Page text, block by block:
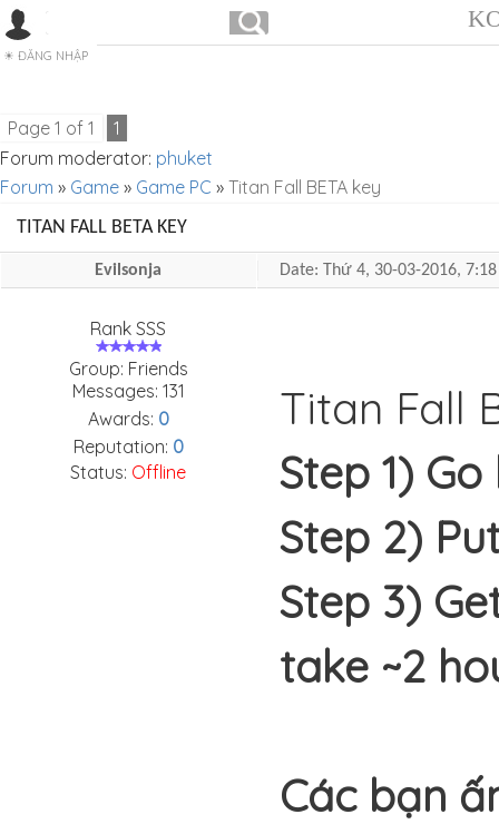
ĐĂNG NHẬP
Page 1 of 1
1
Forum moderator: phuket
Forum » Game » Game PC » Titan Fall BETA key
TITAN FALL BETA KEY
Evilsonja Date: Thứ 4, 30-03-2016,
Rank SSS
Group: Friends
Messages: 131
Awards: 0
Reputation: 0
Status: Offline
Titan Fall
Step 1)
Step 2)
Step 3)
take ~2
Các bạn